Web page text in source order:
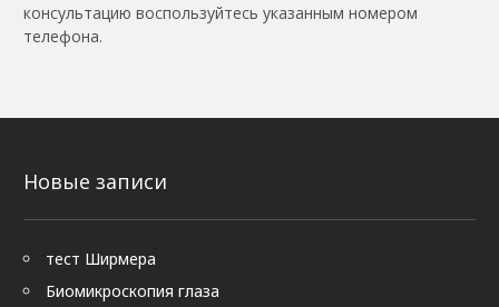
консультацию воспользуйтесь указанным номером
телефона.
Новые записи
тест Ширмера
Биомикроскопия глаза